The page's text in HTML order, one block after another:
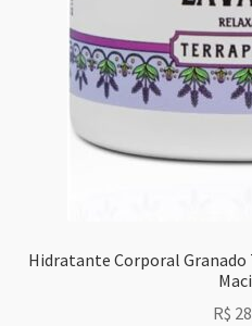
Hidratante Corporal Granado
R$